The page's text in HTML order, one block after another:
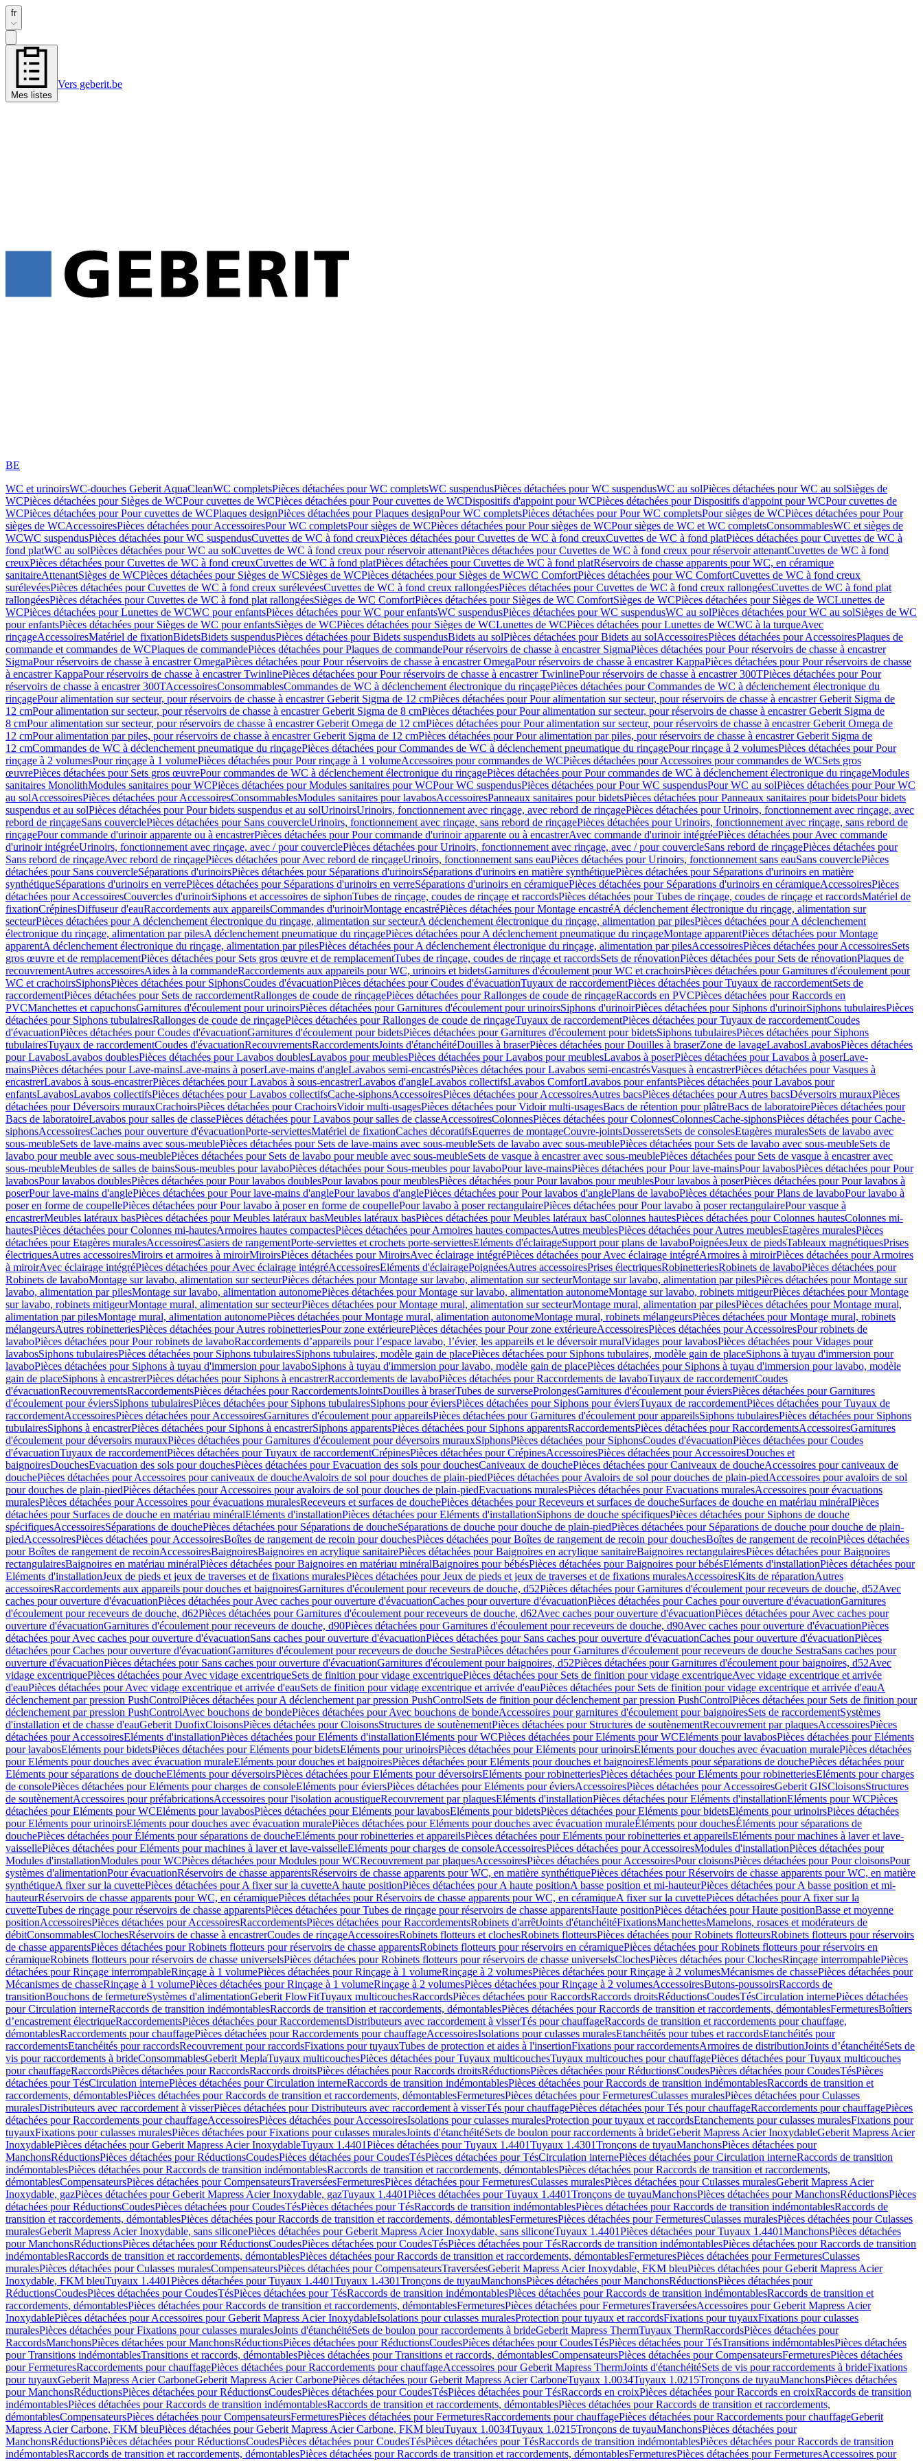
fr
Mes listes
Vers geberit.be
BE
WC et urinoirsWC-douches Geberit AquaCleanWC completsPièces détachées pour WC completsWC suspendusPièces détachées pour WC suspendusWC au solPièces détachées pour WC au solSièges de
WCPièces détachées pour Sièges de WCPour cuvettes de WCPièces détachées pour Pour cuvettes de WCDispositifs d'appoint pour WCPièces détachées pour Dispositifs d'appoint pour WCPour cuvettes de
WCPièces détachées pour Pour cuvettes de WCPlaques designPièces détachées pour Plaques designPour WC completsPièces détachées pour Pour WC completsPour sièges de WCPièces détachées pour Pour
sièges de WCAccessoiresPièces détachées pour AccessoiresPour WC completsPour sièges de WCPièces détachées pour Pour sièges de WCPour sièges de WC et WC completsConsommablesWC et sièges de
WCWC suspendusPièces détachées pour WC suspendusCuvettes de WC à fond creuxPièces détachées pour Cuvettes de WC à fond creuxCuvettes de WC à fond platPièces détachées pour Cuvettes de WC à
fond platWC au solPièces détachées pour WC au solCuvettes de WC à fond creux pour réservoir attenantPièces détachées pour Cuvettes de WC à fond creux pour réservoir attenantCuvettes de WC à fond
creuxPièces détachées pour Cuvettes de WC à fond creuxCuvettes de WC à fond platPièces détachées pour Cuvettes de WC à fond platRéservoirs de chasse apparents pour WC, en céramique
sanitaireAttenantSièges de WCPièces détachées pour Sièges de WCSièges de WCPièces détachées pour Sièges de WCWC ComfortPièces détachées pour WC ComfortCuvettes de WC à fond creux
surélevéesPièces détachées pour Cuvettes de WC à fond creux surélevéesCuvettes de WC à fond creux rallongéesPièces détachées pour Cuvettes de WC à fond creux rallongéesCuvettes de WC à fond plat
rallongéesPièces détachées pour Cuvettes de WC à fond plat rallongéesSièges de WC ComfortPièces détachées pour Sièges de WC ComfortSièges de WCPièces détachées pour Sièges de WCLunettes de
WCPièces détachées pour Lunettes de WCWC pour enfantsPièces détachées pour WC pour enfantsWC suspendusPièces détachées pour WC suspendusWC au solPièces détachées pour WC au solSièges de WC
pour enfantsPièces détachées pour Sièges de WC pour enfantsSièges de WCPièces détachées pour Sièges de WCLunettes de WCPièces détachées pour Lunettes de WCWC à la turqueAvec
rinçageAccessoiresMatériel de fixationBidetsBidets suspendusPièces détachées pour Bidets suspendusBidets au solPièces détachées pour Bidets au solAccessoiresPièces détachées pour AccessoiresPlaques de
commande et commandes de WCPlaques de commandePièces détachées pour Plaques de commandePour réservoirs de chasse à encastrer SigmaPièces détachées pour Pour réservoirs de chasse à encastrer
SigmaPour réservoirs de chasse à encastrer OmegaPièces détachées pour Pour réservoirs de chasse à encastrer OmegaPour réservoirs de chasse à encastrer KappaPièces détachées pour Pour réservoirs de chasse
à encastrer KappaPour réservoirs de chasse à encastrer TwinlinePièces détachées pour Pour réservoirs de chasse à encastrer TwinlinePour réservoirs de chasse à encastrer 300TPièces détachées pour Pour
réservoirs de chasse à encastrer 300TAccessoiresConsommablesCommandes de WC à déclenchement électronique du rinçagePièces détachées pour Commandes de WC à déclenchement électronique du
rinçagePour alimentation sur secteur, pour réservoirs de chasse à encastrer Geberit Sigma de 12 cmPièces détachées pour Pour alimentation sur secteur, pour réservoirs de chasse à encastrer Geberit Sigma de
12 cmPour alimentation sur secteur, pour réservoirs de chasse à encastrer Geberit Sigma de 8 cmPièces détachées pour Pour alimentation sur secteur, pour réservoirs de chasse à encastrer Geberit Sigma de
8 cmPour alimentation sur secteur, pour réservoirs de chasse à encastrer Geberit Omega de 12 cmPièces détachées pour Pour alimentation sur secteur, pour réservoirs de chasse à encastrer Geberit Omega de
12 cmPour alimentation par piles, pour réservoirs de chasse à encastrer Geberit Sigma de 12 cmPièces détachées pour Pour alimentation par piles, pour réservoirs de chasse à encastrer Geberit Sigma de
12 cmCommandes de WC à déclenchement pneumatique du rinçagePièces détachées pour Commandes de WC à déclenchement pneumatique du rinçagePour rinçage à 2 volumesPièces détachées pour Pour
rinçage à 2 volumesPour rinçage à 1 volumePièces détachées pour Pour rinçage à 1 volumeAccessoires pour commandes de WCPièces détachées pour Accessoires pour commandes de WCSets gros
œuvrePièces détachées pour Sets gros œuvrePour commandes de WC à déclenchement électronique du rinçagePièces détachées pour Pour commandes de WC à déclenchement électronique du rinçageModules
sanitaires MonolithModules sanitaires pour WCPièces détachées pour Modules sanitaires pour WCPour WC suspendusPièces détachées pour Pour WC suspendusPour WC au solPièces détachées pour Pour WC
au solAccessoiresPièces détachées pour AccessoiresConsommablesModules sanitaires pour lavabosAccessoiresPanneaux sanitaires pour bidetsPièces détachées pour Panneaux sanitaires pour bidetsPour bidets
suspendus et au solPièces détachées pour Pour bidets suspendus et au solUrinoirsUrinoirs, fonctionnement avec rinçage, avec rebord de rinçagePièces détachées pour Urinoirs, fonctionnement avec rinçage, avec
rebord de rinçageSans couverclePièces détachées pour Sans couvercleUrinoirs, fonctionnement avec rinçage, sans rebord de rinçagePièces détachées pour Urinoirs, fonctionnement avec rinçage, sans rebord de
rinçagePour commande d'urinoir apparente ou à encastrerPièces détachées pour Pour commande d'urinoir apparente ou à encastrerAvec commande d'urinoir intégréePièces détachées pour Avec commande
d'urinoir intégréeUrinoirs, fonctionnement avec rinçage, avec / pour couverclePièces détachées pour Urinoirs, fonctionnement avec rinçage, avec / pour couvercleSans rebord de rinçagePièces détachées pour
Sans rebord de rinçageAvec rebord de rinçagePièces détachées pour Avec rebord de rinçageUrinoirs, fonctionnement sans eauPièces détachées pour Urinoirs, fonctionnement sans eauSans couverclePièces
détachées pour Sans couvercleSéparations d'urinoirsPièces détachées pour Séparations d'urinoirsSéparations d'urinoirs en matière synthétiquePièces détachées pour Séparations d'urinoirs en matière
synthétiqueSéparations d'urinoirs en verrePièces détachées pour Séparations d'urinoirs en verreSéparations d'urinoirs en céramiquePièces détachées pour Séparations d'urinoirs en céramiqueAccessoiresPièces
détachées pour AccessoiresCouvercles d'urinoirSiphons et accessoires de siphonTubes de rinçage, coudes de rinçage et raccordsPièces détachées pour Tubes de rinçage, coudes de rinçage et raccordsMatériel de
fixationCrépinesDiffuseur d'eauRaccordements aux appareilsCommandes d'urinoirMontage encastréPièces détachées pour Montage encastréA déclenchement électronique du rinçage, alimentation sur
secteurPièces détachées pour A déclenchement électronique du rinçage, alimentation sur secteurA déclenchement électronique du rinçage, alimentation par pilesPièces détachées pour A déclenchement
électronique du rinçage, alimentation par pilesA déclenchement pneumatique du rinçagePièces détachées pour A déclenchement pneumatique du rinçageMontage apparentPièces détachées pour Montage
apparentA déclenchement électronique du rinçage, alimentation par pilesPièces détachées pour A déclenchement électronique du rinçage, alimentation par pilesAccessoiresPièces détachées pour AccessoiresSets
gros œuvre et de remplacementPièces détachées pour Sets gros œuvre et de remplacementTubes de rinçage, coudes de rinçage et raccordsSets de rénovationPièces détachées pour Sets de rénovationPlaques de
recouvrementAutres accessoiresAides à la commandeRaccordements aux appareils pour WC, urinoirs et bidetsGarnitures d'écoulement pour WC et crachoirsPièces détachées pour Garnitures d'écoulement pour
WC et crachoirsSiphonsPièces détachées pour SiphonsCoudes d'évacuationPièces détachées pour Coudes d'évacuationTuyaux de raccordementPièces détachées pour Tuyaux de raccordementSets de
raccordementPièces détachées pour Sets de raccordementRallonges de coude de rinçagePièces détachées pour Rallonges de coude de rinçageRaccords en PVCPièces détachées pour Raccords en
PVCManchettes et capuchonsGarnitures d'écoulement pour urinoirsPièces détachées pour Garnitures d'écoulement pour urinoirsSiphons d'urinoirPièces détachées pour Siphons d'urinoirSiphons tubulairesPièces
détachées pour Siphons tubulairesRallonges de coude de rinçagePièces détachées pour Rallonges de coude de rinçageTuyaux de raccordementPièces détachées pour Tuyaux de raccordementCoudes
d'évacuationPièces détachées pour Coudes d'évacuationGarnitures d'écoulement pour bidetsPièces détachées pour Garnitures d'écoulement pour bidetsSiphons tubulairesPièces détachées pour Siphons
tubulairesTuyaux de raccordementCoudes d'évacuationRecouvrementsRaccordementsJoints d'étanchéitéDouilles à braserPièces détachées pour Douilles à braserZone de lavageLavabosLavabosPièces détachées
pour LavabosLavabos doublesPièces détachées pour Lavabos doublesLavabos pour meublesPièces détachées pour Lavabos pour meublesLavabos à poserPièces détachées pour Lavabos à poserLave-
mainsPièces détachées pour Lave-mainsLave-mains à poserLave-mains d'angleLavabos semi-encastrésPièces détachées pour Lavabos semi-encastrésVasques à encastrerPièces détachées pour Vasques à
encastrerLavabos à sous-encastrerPièces détachées pour Lavabos à sous-encastrerLavabos d'angleLavabos collectifsLavabos ComfortLavabos pour enfantsPièces détachées pour Lavabos pour
enfantsLavabosLavabos collectifsPièces détachées pour Lavabos collectifsCache-siphonsAccessoiresPièces détachées pour AccessoiresAutres bacsPièces détachées pour Autres bacsDéversoirs murauxPièces
détachées pour Déversoirs murauxCrachoirsPièces détachées pour CrachoirsVidoir multi-usagesPièces détachées pour Vidoir multi-usagesBacs de rétention pour plâtreBacs de laboratoirePièces détachées pour
Bacs de laboratoireLavabos pour salles de classePièces détachées pour Lavabos pour salles de classeAccessoiresColonnesPièces détachées pour ColonnesColonnesCache-siphonsPièces détachées pour Cache-
siphonsAccessoiresCaches pour ouverture d'évacuationPorte-serviettesMatériel de fixationCaches décoratifsEquerres de montageCouvre-jointsDosseretsSets de consolesEtagères muralesSets de lavabo avec
sous-meubleSets de lave-mains avec sous-meublePièces détachées pour Sets de lave-mains avec sous-meubleSets de lavabo avec sous-meublePièces détachées pour Sets de lavabo avec sous-meubleSets de
lavabo pour meuble avec sous-meublePièces détachées pour Sets de lavabo pour meuble avec sous-meubleSets de vasque à encastrer avec sous-meublePièces détachées pour Sets de vasque à encastrer avec
sous-meubleMeubles de salles de bainsSous-meubles pour lavaboPièces détachées pour Sous-meubles pour lavaboPour lave-mainsPièces détachées pour Pour lave-mainsPour lavabosPièces détachées pour Pour
lavabosPour lavabos doublesPièces détachées pour Pour lavabos doublesPour lavabos pour meublesPièces détachées pour Pour lavabos pour meublesPour lavabos à poserPièces détachées pour Pour lavabos à
poserPour lave-mains d'anglePièces détachées pour Pour lave-mains d'anglePour lavabos d'anglePièces détachées pour Pour lavabos d'anglePlans de lavaboPièces détachées pour Plans de lavaboPour lavabo à
poser en forme de coupellePièces détachées pour Pour lavabo à poser en forme de coupellePour lavabo à poser rectangulairePièces détachées pour Pour lavabo à poser rectangulairePour vasque à
encastrerMeubles latéraux basPièces détachées pour Meubles latéraux basMeubles latéraux basPièces détachées pour Meubles latéraux basColonnes hautesPièces détachées pour Colonnes hautesColonnes mi-
hautesPièces détachées pour Colonnes mi-hautesArmoires hautes compactesPièces détachées pour Armoires hautes compactesAutres meublesPièces détachées pour Autres meublesEtagères muralesPièces
détachées pour Etagères muralesAccessoiresCasiers de rangementPorte-serviettes et crochets porte-serviettesEléments d'éclairageSupport pour plans de lavaboPoignéesJeux de piedsTableaux magnétiquesPrises
électriquesAutres accessoiresMiroirs et armoires à miroirMiroirsPièces détachées pour MiroirsAvec éclairage intégréPièces détachées pour Avec éclairage intégréArmoires à miroirPièces détachées pour Armoires
à miroirAvec éclairage intégréPièces détachées pour Avec éclairage intégréAccessoiresEléments d'éclairagePoignéesAutres accessoiresPrises électriquesRobinetteriesRobinets de lavaboPièces détachées pour
Robinets de lavaboMontage sur lavabo, alimentation sur secteurPièces détachées pour Montage sur lavabo, alimentation sur secteurMontage sur lavabo, alimentation par pilesPièces détachées pour Montage sur
lavabo, alimentation par pilesMontage sur lavabo, alimentation autonomePièces détachées pour Montage sur lavabo, alimentation autonomeMontage sur lavabo, robinets mitigeurPièces détachées pour Montage
sur lavabo, robinets mitigeurMontage mural, alimentation sur secteurPièces détachées pour Montage mural, alimentation sur secteurMontage mural, alimentation par pilesPièces détachées pour Montage mural,
alimentation par pilesMontage mural, alimentation autonomePièces détachées pour Montage mural, alimentation autonomeMontage mural, robinets mélangeursPièces détachées pour Montage mural, robinets
mélangeursAutres robinetteriesPièces détachées pour Autres robinetteriesPour zone extérieurePièces détachées pour Pour zone extérieureAccessoiresPièces détachées pour AccessoiresPour robinets de
lavaboPièces détachées pour Pour robinets de lavaboRaccordements d’appareils pour l’espace lavabo, l’évier, les appareils et le déversoir muralVidages pour lavabosPièces détachées pour Vidages pour
lavabosSiphons tubulairesPièces détachées pour Siphons tubulairesSiphons tubulaires, modèle gain de placePièces détachées pour Siphons tubulaires, modèle gain de placeSiphons à tuyau d'immersion pour
lavaboPièces détachées pour Siphons à tuyau d'immersion pour lavaboSiphons à tuyau d'immersion pour lavabo, modèle gain de placePièces détachées pour Siphons à tuyau d'immersion pour lavabo, modèle
gain de placeSiphons à encastrerPièces détachées pour Siphons à encastrerRaccordements de lavaboPièces détachées pour Raccordements de lavaboTuyaux de raccordementCoudes
d'évacuationRecouvrementsRaccordementsPièces détachées pour RaccordementsJointsDouilles à braserTubes de surverseProlongesGarnitures d'écoulement pour éviersPièces détachées pour Garnitures
d'écoulement pour éviersSiphons tubulairesPièces détachées pour Siphons tubulairesSiphons pour éviersPièces détachées pour Siphons pour éviersTuyaux de raccordementPièces détachées pour Tuyaux de
raccordementAccessoiresPièces détachées pour AccessoiresGarnitures d'écoulement pour appareilsPièces détachées pour Garnitures d'écoulement pour appareilsSiphons tubulairesPièces détachées pour Siphons
tubulairesSiphons à encastrerPièces détachées pour Siphons à encastrerSiphons apparentsPièces détachées pour Siphons apparentsRaccordementsPièces détachées pour RaccordementsAccessoiresGarnitures
d'écoulement pour déversoirs murauxPièces détachées pour Garnitures d'écoulement pour déversoirs murauxSiphonsPièces détachées pour SiphonsCoudes d'évacuationPièces détachées pour Coudes
d'évacuationTuyaux de raccordementPièces détachées pour Tuyaux de raccordementCrépinesPièces détachées pour CrépinesAccessoiresPièces détachées pour AccessoiresDouches et
baignoiresDouchesEvacuation des sols pour douchesPièces détachées pour Evacuation des sols pour douchesCaniveaux de douchePièces détachées pour Caniveaux de doucheAccessoires pour caniveaux de
douchePièces détachées pour Accessoires pour caniveaux de doucheAvaloirs de sol pour douches de plain-piedPièces détachées pour Avaloirs de sol pour douches de plain-piedAccessoires pour avaloirs de sol
pour douches de plain-piedPièces détachées pour Accessoires pour avaloirs de sol pour douches de plain-piedEvacuations muralesPièces détachées pour Evacuations muralesAccessoires pour évacuations
muralesPièces détachées pour Accessoires pour évacuations muralesReceveurs et surfaces de douchePièces détachées pour Receveurs et surfaces de doucheSurfaces de douche en matériau minéralPièces
détachées pour Surfaces de douche en matériau minéralEléments d'installationPièces détachées pour Eléments d'installationSiphons de douche spécifiquesPièces détachées pour Siphons de douche
spécifiquesAccessoiresSéparations de douchePièces détachées pour Séparations de doucheSéparations de douche pour douche de plain-piedPièces détachées pour Séparations de douche pour douche de plain-
piedAccessoiresPièces détachées pour AccessoiresBoîtes de rangement de recoin pour douchesPièces détachées pour Boîtes de rangement de recoin pour douchesBoîtes de rangement de recoinPièces détachées
pour Boîtes de rangement de recoinAccessoiresBaignoiresBaignoires en acrylique sanitairePièces détachées pour Baignoires en acrylique sanitaireBaignoires rectangulairesPièces détachées pour Baignoires
rectangulairesBaignoires en matériau minéralPièces détachées pour Baignoires en matériau minéralBaignoires pour bébésPièces détachées pour Baignoires pour bébésEléments d'installationPièces détachées pour
Eléments d'installationJeux de pieds et jeux de traverses et de fixations muralesPièces détachées pour Jeux de pieds et jeux de traverses et de fixations muralesAccessoiresKits de réparationAutres
accessoiresRaccordements aux appareils pour douches et baignoiresGarnitures d'écoulement pour receveurs de douche, d52Pièces détachées pour Garnitures d'écoulement pour receveurs de douche, d52Avec
caches pour ouverture d'évacuationPièces détachées pour Avec caches pour ouverture d'évacuationCaches pour ouverture d'évacuationPièces détachées pour Caches pour ouverture d'évacuationGarnitures
d'écoulement pour receveurs de douche, d62Pièces détachées pour Garnitures d'écoulement pour receveurs de douche, d62Avec caches pour ouverture d'évacuationPièces détachées pour Avec caches pour
ouverture d'évacuationGarnitures d'écoulement pour receveurs de douche, d90Pièces détachées pour Garnitures d'écoulement pour receveurs de douche, d90Avec caches pour ouverture d'évacuationPièces
détachées pour Avec caches pour ouverture d'évacuationSans caches pour ouverture d'évacuationPièces détachées pour Sans caches pour ouverture d'évacuationCaches pour ouverture d'évacuationPièces
détachées pour Caches pour ouverture d'évacuationGarnitures d'écoulement pour receveurs de douche SestraPièces détachées pour Garnitures d'écoulement pour receveurs de douche SestraSans caches pour
ouverture d'évacuationPièces détachées pour Sans caches pour ouverture d'évacuationGarnitures d'écoulement pour baignoires, d52Pièces détachées pour Garnitures d'écoulement pour baignoires, d52Avec
vidage excentriquePièces détachées pour Avec vidage excentriqueSets de finition pour vidage excentriquePièces détachées pour Sets de finition pour vidage excentriqueAvec vidage excentrique et arrivée
d'eauPièces détachées pour Avec vidage excentrique et arrivée d'eauSets de finition pour vidage excentrique et arrivée d'eauPièces détachées pour Sets de finition pour vidage excentrique et arrivée d'eauA
déclenchement par pression PushControlPièces détachées pour A déclenchement par pression PushControlSets de finition pour déclenchement par pression PushControlPièces détachées pour Sets de finition pour
déclenchement par pression PushControlAvec bouchons de bondePièces détachées pour Avec bouchons de bondeAccessoires pour garnitures d'écoulement pour baignoiresSets de raccordementSystèmes
d'installation et de chasse d'eauGeberit DuofixCloisonsPièces détachées pour CloisonsStructures de soutènementPièces détachées pour Structures de soutènementRecouvrement par plaquesAccessoiresPièces
détachées pour AccessoiresEléments d'installationPièces détachées pour Eléments d'installationEléments pour WCPièces détachées pour Eléments pour WCEléments pour lavabosPièces détachées pour Eléments
pour lavabosEléments pour bidetsPièces détachées pour Eléments pour bidetsEléments pour urinoirsPièces détachées pour Eléments pour urinoirsEléments pour douches avec évacuation muralePièces détachées
pour Eléments pour douches avec évacuation muraleEléments pour douches et baignoiresPièces détachées pour Eléments pour douches et baignoiresEléments pour séparations de douchePièces détachées pour
Eléments pour séparations de doucheEléments pour déversoirsPièces détachées pour Eléments pour déversoirsEléments pour robinetteriesPièces détachées pour Eléments pour robinetteriesEléments pour charges
de consolePièces détachées pour Eléments pour charges de consoleEléments pour éviersPièces détachées pour Eléments pour éviersAccessoiresPièces détachées pour AccessoiresGeberit GISCloisonsStructures
de soutènementAccessoires pour préfabricationsAccessoires pour l'isolation acoustiqueRecouvrement par plaquesEléments d'installationPièces détachées pour Eléments d'installationEléments pour WCPièces
détachées pour Eléments pour WCEléments pour lavabosPièces détachées pour Eléments pour lavabosEléments pour bidetsPièces détachées pour Eléments pour bidetsEléments pour urinoirsPièces détachées
pour Eléments pour urinoirsEléments pour douches avec évacuation muralePièces détachées pour Eléments pour douches avec évacuation muraleÉléments pour douchesÉléments pour séparations de
douchePièces détachées pour Éléments pour séparations de doucheEléments pour robinetteries et appareilsPièces détachées pour Eléments pour robinetteries et appareilsEléments pour machines à laver et lave-
vaissellePièces détachées pour Eléments pour machines à laver et lave-vaisselleEléments pour charges de consoleAccessoiresPièces détachées pour AccessoiresModules d'installationPièces détachées pour
Modules d'installationModules pour WCPièces détachées pour Modules pour WCRecouvrement par plaquesAccessoiresPièces détachées pour AccessoiresPour cloisonsPièces détachées pour Pour cloisonsPour
systèmes d'alimentationPour évacuationRéservoirs de chasse apparentsRéservoirs de chasse apparents pour WC, en matière synthétiquePièces détachées pour Réservoirs de chasse apparents pour WC, en matière
synthétiqueA fixer sur la cuvettePièces détachées pour A fixer sur la cuvetteA haute positionPièces détachées pour A haute positionA basse position et mi-hauteurPièces détachées pour A basse position et mi-
hauteurRéservoirs de chasse apparents pour WC, en céramiquePièces détachées pour Réservoirs de chasse apparents pour WC, en céramiqueA fixer sur la cuvettePièces détachées pour A fixer sur la
cuvetteTubes de rinçage pour réservoirs de chasse apparentsPièces détachées pour Tubes de rinçage pour réservoirs de chasse apparentsHaute positionPièces détachées pour Haute positionBasse et moyenne
positionAccessoiresPièces détachées pour AccessoiresRaccordementsPièces détachées pour RaccordementsRobinets d'arrêtJoints d'étanchéitéFixationsManchettesMamelons, rosaces et modérateurs de
débitConsommablesClochesRéservoirs de chasse à encastrerCoudes de rinçageAccessoiresRobinets flotteurs et clochesRobinets flotteursPièces détachées pour Robinets flotteursRobinets flotteurs pour réservoirs
de chasse apparentsPièces détachées pour Robinets flotteurs pour réservoirs de chasse apparentsRobinets flotteurs pour réservoirs en céramiquePièces détachées pour Robinets flotteurs pour réservoirs en
céramiqueRobinets flotteurs pour réservoirs de chasse universelsPièces détachées pour Robinets flotteurs pour réservoirs de chasse universelsClochesPièces détachées pour ClochesRinçage interrompablePièces
détachées pour Rinçage interrompableRinçage à 1 volumePièces détachées pour Rinçage à 1 volumeRinçage à 2 volumesPièces détachées pour Rinçage à 2 volumesMécanismes de chassePièces détachées pour
Mécanismes de chasseRinçage à 1 volumePièces détachées pour Rinçage à 1 volumeRinçage à 2 volumesPièces détachées pour Rinçage à 2 volumesAccessoiresButons-poussoirsRaccords de
transitionBouchons de fermetureSystèmes d'alimentationGeberit FlowFitTuyaux multicouchesRaccordsPièces détachées pour RaccordsRaccords droitsRéductionsCoudesTésCirculation internePièces détachées
pour Circulation interneRaccords de transition indémontablesRaccords de transition et raccordements, démontablesPièces détachées pour Raccords de transition et raccordements, démontablesFermeturesBoîtiers
d’encastrement électriqueRaccordementsPièces détachées pour RaccordementsDistributeurs avec raccordement à visserTés pour chauffageRaccords de transition et raccordements pour chauffage,
démontablesRaccordements pour chauffagePièces détachées pour Raccordements pour chauffageAccessoiresIsolations pour culasses muralesEtanchéités pour tubes et raccordsEtanchéités pour
raccordementsEtanchéités pour raccordsRecouvrement pour raccordsFixations pour tuyauxTubes de protection et aides à l'insertionFixations pour raccordementsArmoires de distributionJoints d’étanchéitéSets de
vis pour raccordements à brideConsommablesGeberit MeplaTuyaux multicouchesPièces détachées pour Tuyaux multicouchesTuyaux multicouches pour chauffagePièces détachées pour Tuyaux multicouches
pour chauffageRaccordsPièces détachées pour RaccordsRaccords droitsPièces détachées pour Raccords droitsRéductionsPièces détachées pour RéductionsCoudesPièces détachées pour CoudesTésPièces
détachées pour TésCirculation internePièces détachées pour Circulation interneRaccords de transition indémontablesPièces détachées pour Raccords de transition indémontablesRaccords de transition et
raccordements, démontablesPièces détachées pour Raccords de transition et raccordements, démontablesFermeturesPièces détachées pour FermeturesCulasses muralesPièces détachées pour Culasses
muralesDistributeurs avec raccordement à visserPièces détachées pour Distributeurs avec raccordement à visserTés pour chauffagePièces détachées pour Tés pour chauffageRaccordements pour chauffagePièces
détachées pour Raccordements pour chauffageAccessoiresPièces détachées pour AccessoiresIsolations pour culasses muralesProtection pour tuyaux et raccordsEtanchements pour culasses muralesFixations pour
tuyauxFixations pour culasses muralesPièces détachées pour Fixations pour culasses muralesJoints d'étanchéitéSets de boulon pour raccordements à brideGeberit Mapress Acier InoxydableGeberit Mapress Acier
InoxydablePièces détachées pour Geberit Mapress Acier InoxydableTuyaux 1.4401Pièces détachées pour Tuyaux 1.4401Tuyaux 1.4301Tronçons de tuyauManchonsPièces détachées pour
ManchonsRéductionsPièces détachées pour RéductionsCoudesPièces détachées pour CoudesTésPièces détachées pour TésCirculation internePièces détachées pour Circulation interneRaccords de transition
indémontablesPièces détachées pour Raccords de transition indémontablesRaccords de transition et raccordements, démontablesPièces détachées pour Raccords de transition et raccordements,
démontablesCompensateursPièces détachées pour CompensateursTraverséesFermeturesPièces détachées pour FermeturesCulasses muralesPièces détachées pour Culasses muralesGeberit Mapress Acier
Inoxydable, gazPièces détachées pour Geberit Mapress Acier Inoxydable, gazTuyaux 1.4401Pièces détachées pour Tuyaux 1.4401Tronçons de tuyauManchonsPièces détachées pour ManchonsRéductionsPièces
détachées pour RéductionsCoudesPièces détachées pour CoudesTésPièces détachées pour TésRaccords de transition indémontablesPièces détachées pour Raccords de transition indémontablesRaccords de
transition et raccordements, démontablesPièces détachées pour Raccords de transition et raccordements, démontablesFermeturesPièces détachées pour FermeturesCulasses muralesPièces détachées pour Culasses
muralesGeberit Mapress Acier Inoxydable, sans siliconePièces détachées pour Geberit Mapress Acier Inoxydable, sans siliconeTuyaux 1.4401Pièces détachées pour Tuyaux 1.4401ManchonsPièces détachées
pour ManchonsRéductionsPièces détachées pour RéductionsCoudesPièces détachées pour CoudesTésPièces détachées pour TésRaccords de transition indémontablesPièces détachées pour Raccords de transition
indémontablesRaccords de transition et raccordements, démontablesPièces détachées pour Raccords de transition et raccordements, démontablesFermeturesPièces détachées pour FermeturesCulasses
muralesPièces détachées pour Culasses muralesCompensateursPièces détachées pour CompensateursTraverséesGeberit Mapress Acier Inoxydable, FKM bleuPièces détachées pour Geberit Mapress Acier
Inoxydable, FKM bleuTuyaux 1.4401Pièces détachées pour Tuyaux 1.4401Tuyaux 1.4301Tronçons de tuyauManchonsPièces détachées pour ManchonsRéductionsPièces détachées pour
RéductionsCoudesPièces détachées pour CoudesTésPièces détachées pour TésRaccords de transition indémontablesPièces détachées pour Raccords de transition indémontablesRaccords de transition et
raccordements, démontablesPièces détachées pour Raccords de transition et raccordements, démontablesFermeturesPièces détachées pour FermeturesTraverséesAccessoires pour Geberit Mapress Acier
InoxydablePièces détachées pour Accessoires pour Geberit Mapress Acier InoxydableIsolations pour culasses muralesProtection pour tuyaux et raccordsFixations pour tuyauxFixations pour culasses
muralesPièces détachées pour Fixations pour culasses muralesJoints d'étanchéitéSets de boulon pour raccordements à brideGeberit Mapress ThermTuyaux ThermRaccordsPièces détachées pour
RaccordsManchonsPièces détachées pour ManchonsRéductionsPièces détachées pour RéductionsCoudesPièces détachées pour CoudesTésPièces détachées pour TésTransitions indémontablesPièces détachées
pour Transitions indémontablesTransitions et raccords, démontablesPièces détachées pour Transitions et raccords, démontablesCompensateursPièces détachées pour CompensateursFermeturesPièces détachées
pour FermeturesRaccordements pour chauffagePièces détachées pour Raccordements pour chauffageAccessoires pour Geberit Mapress ThermJoints d'étanchéitéSets de vis pour raccordements à brideFixations
pour tuyauxGeberit Mapress Acier CarboneGeberit Mapress Acier CarbonePièces détachées pour Geberit Mapress Acier CarboneTuyaux 1.0034Tuyaux 1.0215Tronçons de tuyauManchonsPièces détachées
pour ManchonsRéductionsPièces détachées pour RéductionsCoudesPièces détachées pour CoudesTésPièces détachées pour TésRaccords en croixPièces détachées pour Raccords en croixRaccords de transition
indémontablesPièces détachées pour Raccords de transition indémontablesRaccords de transition et raccordements, démontablesPièces détachées pour Raccords de transition et raccordements,
démontablesCompensateursPièces détachées pour CompensateursFermeturesPièces détachées pour FermeturesRaccordements pour chauffagePièces détachées pour Raccordements pour chauffageGeberit
Mapress Acier Carbone, FKM bleuPièces détachées pour Geberit Mapress Acier Carbone, FKM bleuTuyaux 1.0034Tuyaux 1.0215Tronçons de tuyauManchonsPièces détachées pour
ManchonsRéductionsPièces détachées pour RéductionsCoudesPièces détachées pour CoudesTésPièces détachées pour TésRaccords de transition indémontablesPièces détachées pour Raccords de transition
indémontablesRaccords de transition et raccordements, démontablesPièces détachées pour Raccords de transition et raccordements, démontablesFermeturesPièces détachées pour FermeturesAccessoires pour